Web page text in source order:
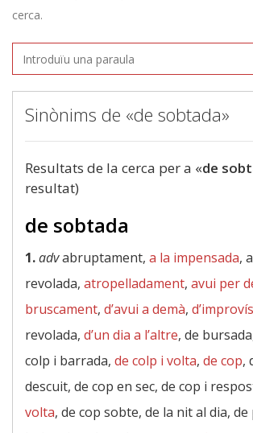
cerca.
Sinònims de «de sobtada»
Resultats de la cerca per a «de
resultat)
de sobtada
1.advabruptament, a la impensada,
revolada, atropelladament, avui per
bruscament, d’avui a demà, d’improvís
revolada, d’un dia a l’altre, de
colp i barrada, de colp i volta, de cop,
descuit, de cop en sec, de cop i
volta, de cop sobte, de la nit al dia, de